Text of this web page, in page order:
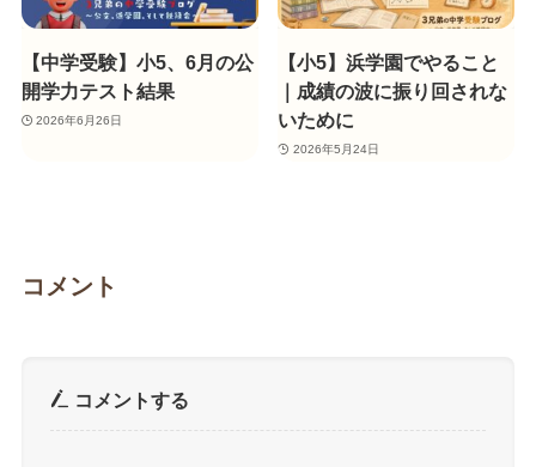
【中学受験】小5、6月の公
開学力テスト結果
2026年6月26日
【小5】浜学園でやること
｜成績の波に振り回されな
いために
2026年5月24日
コメント
コメントする